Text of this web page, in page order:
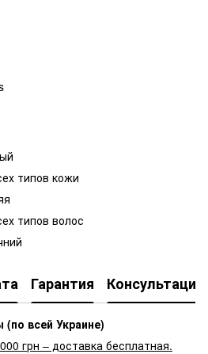
типов кожи
типов волос
Гарантия Консультация
всей Украине)
грн – доставка бесплатная.